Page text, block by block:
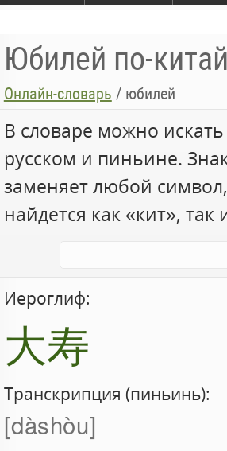
Юбилей по-
Онлайн-словарь / юбилей
В словаре можно
русском и пиньине.
заменяет любой
найдется как «кит», так
Иероглиф:
大寿
Транскрипция (пиньинь):
dàshòu